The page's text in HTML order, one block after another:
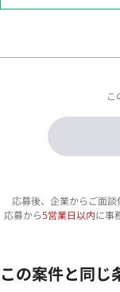
こ
応募後、企業からご面談
応募から5営業日以内に事
この案件と同じ